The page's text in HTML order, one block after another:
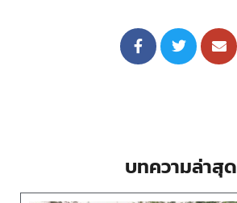
บทความล่าสุด